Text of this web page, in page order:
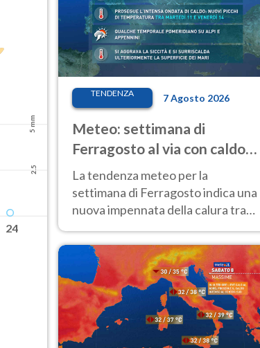
5 mm
2.5
24
TENDENZA 7 Agosto 2026
Meteo: settimana di
Ferragosto al via con caldo
intenso e qualche temporale
La tendenza meteo per la
settimana di Ferragosto indica una
nuova impennata della calura tra
anche al Nord.